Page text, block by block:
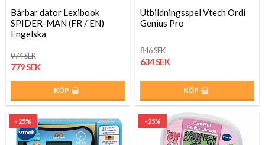
Bärbar dator Lexibook
SPIDER-MAN (FR / EN)
Engelska
974 SEK
779 SEK
KÖP
Utbildningsspel Vtech Ordi
Genius Pro
846 SEK
634 SEK
KÖP
- 25% - 25%